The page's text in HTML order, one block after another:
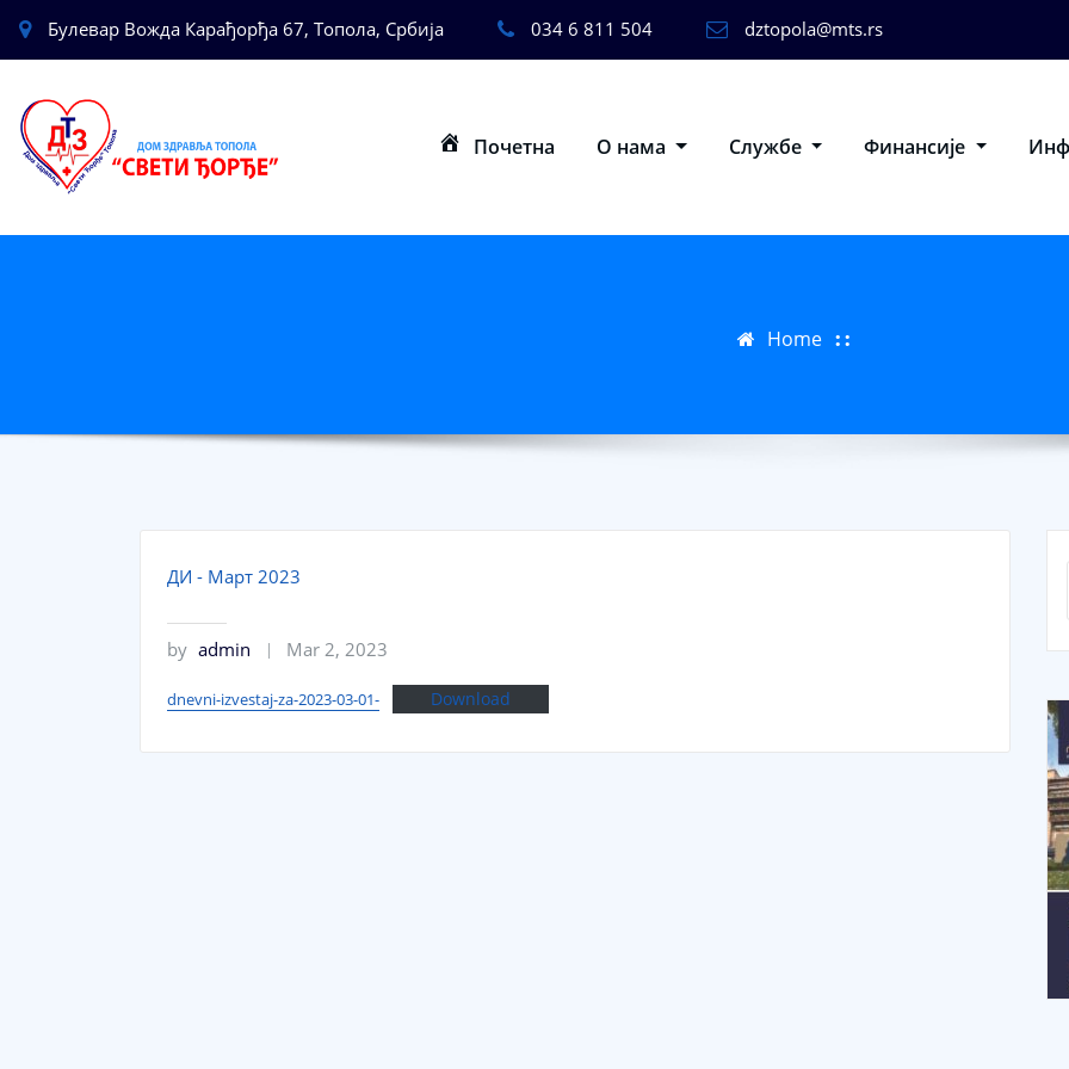
Булевар Вожда Карађорђа 67, Топола, Србија 034 6 811 504 dztopola@mts.rs
Почетна О нама Службе Финансије
Home
ДИ - Март 2023
by admin Mar 2, 2023
dnevni-izvestaj-za-2023-03-01- Download